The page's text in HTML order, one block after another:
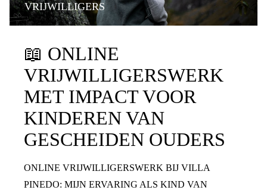
VRIJWILLIGERS
📖 ONLINE
VRIJWILLIGERSWERK
MET IMPACT VOOR
KINDEREN VAN
GESCHEIDEN OUDERS
ONLINE VRIJWILLIGERSWERK BIJ VILLA
PINEDO: MIJN ERVARING ALS KIND VAN